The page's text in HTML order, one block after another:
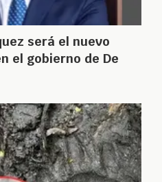
será el nuevo
el gobierno de De